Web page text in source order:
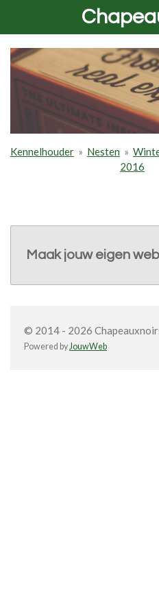
de
hoofdinhoud
Kennelhouder » Nesten »
2016
Maak jouw eigen
© 2014 - 2026
Powered byJouwWeb